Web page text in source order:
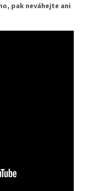
pak neváhejte ani